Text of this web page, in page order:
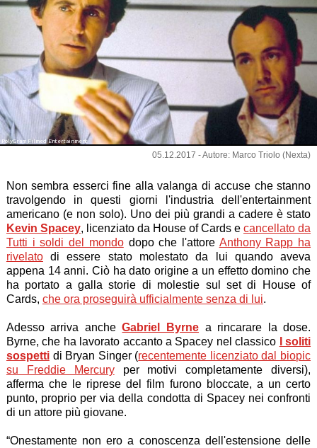
PolyGram Filmed Entertainment
05.12.2017 - Autore: Marco Triolo (Nexta)
Non sembra esserci fine alla valanga di accuse che stanno
travolgendo in questi giorni l'industria dell'entertainment
americano (e non solo). Uno dei più grandi a cadere è stato
Kevin Spacey, licenziato da House of Cards ecancellato da
Tutti i soldi del mondodopo che l'attore Anthony Rapp ha
rivelatodi essere stato molestato da lui quando aveva
appena 14 anni. Ciò ha dato origine a un effetto domino che
ha portato a galla storie di molestie sul set di House of
Cards, che ora proseguirà ufficialmente senza di lui.
Adesso arriva ancheGabriel Byrne a rincarare la dose.
Byrne, che ha lavorato accanto a Spacey nel classico
I soliti
sospettidi Bryan Singer (recentemente licenziato dal biopic
su Freddie Mercuryper motivi completamente diversi),
afferma che le riprese del film furono bloccate, a un certo
punto, proprio per via della condotta di Spacey nei confronti
di un attore più giovane.
“Onestamente non ero a conoscenza dell'estensione delle